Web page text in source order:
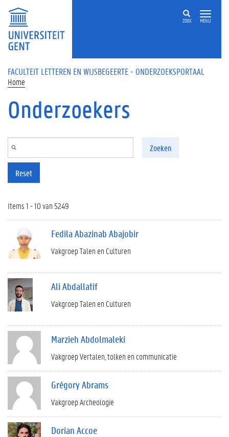
Overslaan en naar de inhoud gaan
ZOEK MENU
FACULTEIT LETTEREN EN WIJSBEGEERTE - ONDERZOEKSPORTAAL
Home
Onderzoekers
Zoeken
Reset
Items 1 - 10 van 5249
Fedila Abazinab Abajobir
Vakgroep Talen en Culturen
Ali Abdallatif
Vakgroep Talen en Culturen
Marzieh Abdolmaleki
Vakgroep Vertalen, tolken en communicatie
Grégory Abrams
Vakgroep Archeologie
Dorian Accoe